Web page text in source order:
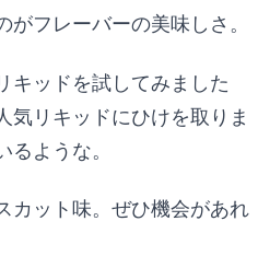
フレーバーの美味しさ。
キッドを試してみました
気リキッドにひけを取りま
ような。
カット味。ぜひ機会があれ